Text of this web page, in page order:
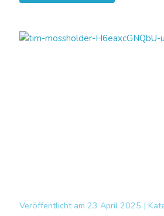
Veröffentlicht am 23 April 2025 |